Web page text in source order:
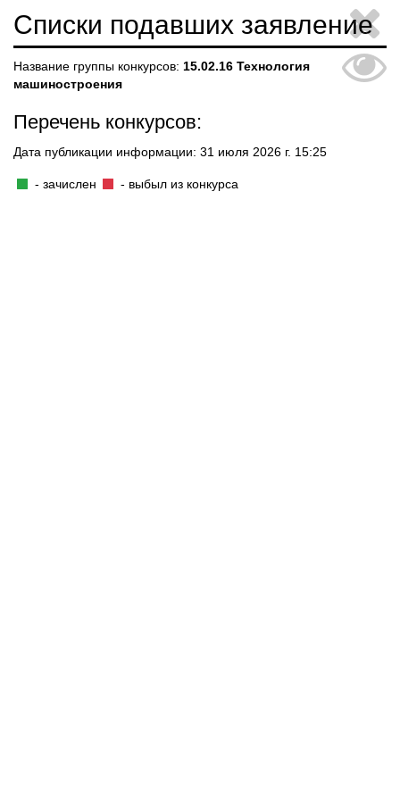
Списки подавших заявление
Название группы конкурсов: 15.02.16 Технология
машиностроения
Перечень конкурсов:
Дата публикации информации: 31 июля 2026 г. 15:25
- зачислен - выбыл из конкурса